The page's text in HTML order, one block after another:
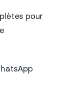
pour